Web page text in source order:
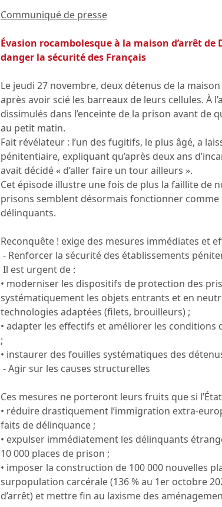
Communiqué de presse
Évasion rocambolesque à la maison d’arrêt de
danger la sécurité des Français
Le jeudi 27 novembre, deux détenus de la
après avoir scié les barreaux de leurs cellules. À
dissimulés dans l’enceinte de la prison avant de
au petit matin.
Fait révélateur : l’un des fugitifs, le plus âgé, a
pénitentiaire, expliquant qu’après deux ans
avait décidé « d’aller faire un tour ailleurs ».
Cet épisode illustre une fois de plus la faillite de
prisons semblent désormais fonctionner
délinquants.
Reconquête ! exige des mesures immédiates et
- Renforcer la sécurité des établissements
Il est urgent de :
• moderniser les dispositifs de protection des
systématiquement les objets entrants et en
technologies adaptées (filets, brouilleurs) ;
• adapter les effectifs et améliorer les
;
• instaurer des fouilles systématiques des
- Agir sur les causes structurelles
Ces mesures ne porteront leurs fruits que si
• réduire drastiquement l’immigration extra-
faits de délinquance ;
• expulser immédiatement les délinquants
10 000 places de prison ;
• imposer la construction de 100 000 nouvelles
surpopulation carcérale (136 % au 1er octobre
d’arrêt) et mettre fin au laxisme des